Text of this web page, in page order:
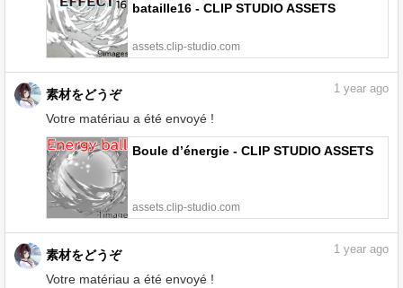
bataille16 - CLIP STUDIO ASSETS
assets.clip-studio.com
素材をどうぞ
Votre matériau a été envoyé !
1 year ago
Boule d’énergie - CLIP STUDIO ASSETS
assets.clip-studio.com
素材をどうぞ
Votre matériau a été envoyé !
1 year ago